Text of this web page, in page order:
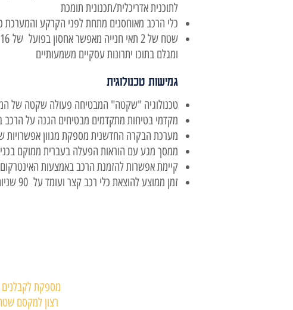
לתוכנית אדריכלית/תכנונית תומכת
כלי הרכב מאוחסנים מתחת לפני הקרקע והמערכת
ומגלם בתוכו יתרונות עסקיים משמעותיים
גמישות טכנולוגית
טכנולוגיה "שקטה" המבטיחה פעולה שקטה של
מקדמי בטיחות מתקדמים מבטיחים הגנה על
מערכת הבקרה החדשנית מספקת מגוון אפשרויות
ממסך מגע עם הוראות הפעלה בעברית ממוקם
קיימת אפשרות להזמנת הרכב באמצעות
זמן ממוצע להוצאת כלי רכב קצר ועומד על 90 שניות בלבד
מספקת לקבלנים
רצון למקסם